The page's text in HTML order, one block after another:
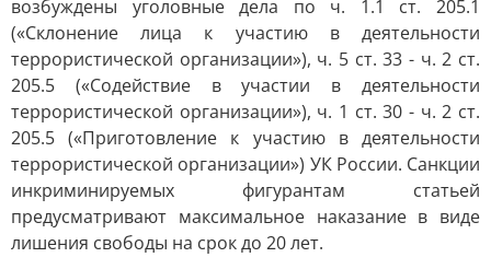
возбуждены уголовные дела по ч. 1.1 ст. 205.1
(«Склонение лица к участию в деятельности
террористической организации»), ч. 5 ст. 33 - ч. 2 ст.
205.5 («Содействие в участии в деятельности
террористической организации»), ч. 1 ст. 30 - ч. 2 ст.
205.5 («Приготовление к участию в деятельности
террористической организации») УК России. Санкции
инкриминируемых фигурантам статьей
предусматривают максимальное наказание в виде
лишения свободы на срок до 20 лет.